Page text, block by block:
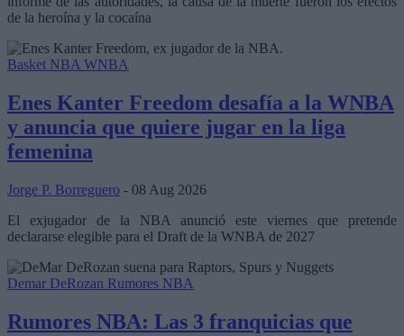
de la heroína y la cocaína
Basket NBA WNBA
Enes Kanter Freedom desafía a la WNBA
y anuncia que quiere jugar en la liga
femenina
Jorge P. Borreguero - 08 Aug 2026
El exjugador de la NBA anunció este viernes que pretende
declararse elegible para el Draft de la WNBA de 2027
Demar DeRozan Rumores NBA
Rumores NBA: Las 3 franquicias que